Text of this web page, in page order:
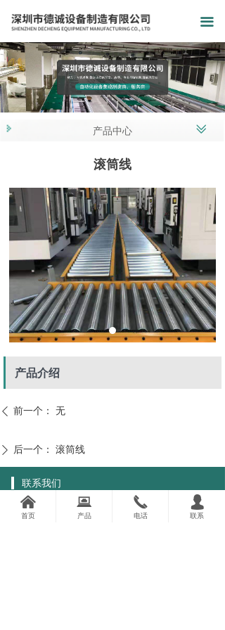
끀
产品中心 ꅂ
滚筒线
产品介绍
ꄴ 前一个： 无
ꄲ 后一个： 滚筒线
联系我们
公司：
深圳市德诚设备制造有限公司
낀
首页
뀵
产品
끅
电话
넙
联系